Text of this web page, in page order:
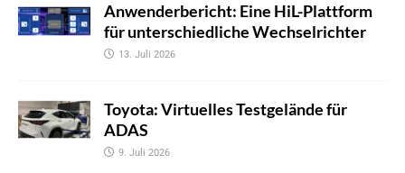
Anwenderbericht: Eine HiL-Plattform
für unterschiedliche Wechselrichter
13. Juli 2026
Toyota: Virtuelles Testgelände für
ADAS
9. Juli 2026